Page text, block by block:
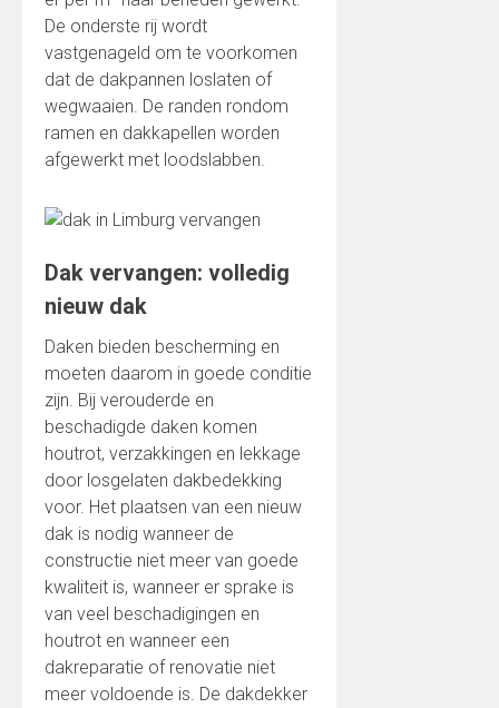
De onderste rij wordt
vastgenageld om te voorkomen
dat de dakpannen loslaten of
wegwaaien. De randen rondom
ramen en dakkapellen worden
afgewerkt met loodslabben.
Dak vervangen: volledig
nieuw dak
Daken bieden bescherming en
moeten daarom in goede conditie
zijn. Bij verouderde en
beschadigde daken komen
houtrot, verzakkingen en lekkage
door losgelaten dakbedekking
voor. Het plaatsen van een nieuw
dak is nodig wanneer de
constructie niet meer van goede
kwaliteit is, wanneer er sprake is
van veel beschadigingen en
houtrot en wanneer een
dakreparatie of renovatie niet
meer voldoende is. De dakdekker